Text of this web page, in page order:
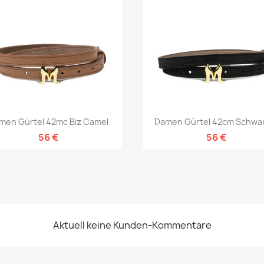
Vorschau
Gürtel 42mc Biz Camel
56 €
Vorschau
Damen Gürtel 42cm
56 €
Aktuell keine Kunden-Kommentare